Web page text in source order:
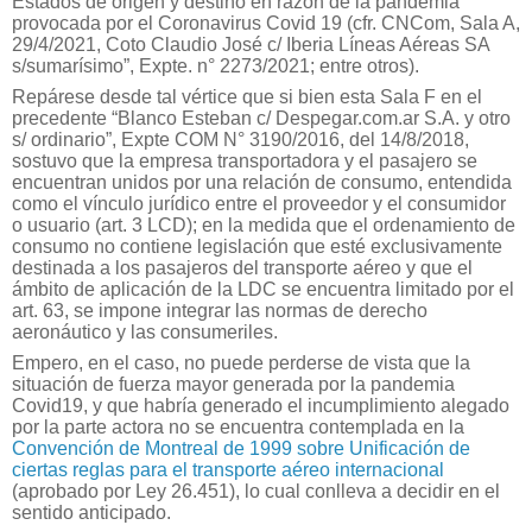
provocada por el Coronavirus Covid 19 (cfr. CNCom, Sala A,
29/4/2021, Coto Claudio José c/ Iberia Líneas Aéreas SA
s/sumarísimo”, Expte. n° 2273/2021; entre otros).
Repárese desde tal vértice que si bien esta Sala F en el
precedente “Blanco Esteban c/ Despegar.com.ar S.A. y otro
s/ ordinario”, Expte COM N° 3190/2016, del 14/8/2018,
sostuvo que la empresa transportadora y el pasajero se
encuentran unidos por una relación de consumo, entendida
como el vínculo jurídico entre el proveedor y el consumidor
o usuario (art. 3 LCD); en la medida que el ordenamiento de
consumo no contiene legislación que esté exclusivamente
destinada a los pasajeros del transporte aéreo y que el
ámbito de aplicación de la LDC se encuentra limitado por el
art. 63, se impone integrar las normas de derecho
aeronáutico y las consumeriles.
Empero, en el caso, no puede perderse de vista que la
situación de fuerza mayor generada por la pandemia
Covid19, y que habría generado el incumplimiento alegado
por la parte actora no se encuentra contemplada en la
Convención de Montreal de 1999 sobre Unificación de
ciertas reglas para el transporte aéreo internacional
(aprobado por Ley 26.451), lo cual conlleva a decidir en el
sentido anticipado.